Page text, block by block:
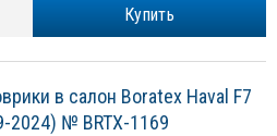
Купить
в салон Boratex Haval F7
2024) № BRTX-1169